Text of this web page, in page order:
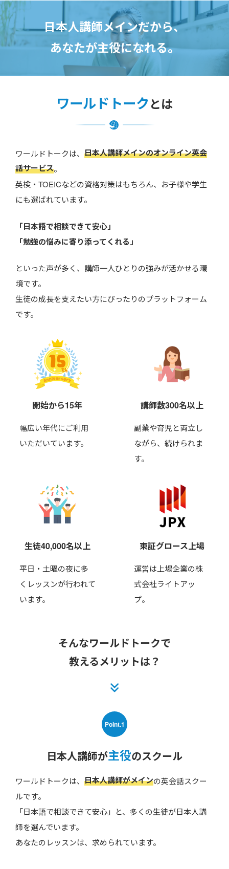
日本人講師メインだから、
あなたが主役になれる。
ワールドトークとは
ワールドトークは、 日本人講師メインのオンライン英会
話サービス。
英検・TOEICなどの資格対策はもちろん、お子様や学生
にも選ばれています。
「日本語で相談できて安心」
「勉強の悩みに寄り添ってくれる」
といった声が多く、講師一人ひとりの強みが活かせる環
境です。
生徒の成長を支えたい方にぴったりのプラットフォーム
です。
開始から15年
幅広い年代にご利用
いただいています。
講師数300名以上
副業や育児と両立し
ながら、 続けられま
す。
生徒40,000名以上
平日・土曜の夜に多
くレッスンが行われて
います。
東証グロース上場
運営は上場企業の株
式会社ライトアッ
プ。
そんなワールドトークで
教えるメリットは？
Point.1
日本人講師が主役のスクール
ワールドトークは、 日本人講師がメインの英会話スクー
ルです。
「日本語で相談できて安心」と、多くの生徒が日本人講
師を選んでいます。
あなたのレッスンは、求められています。